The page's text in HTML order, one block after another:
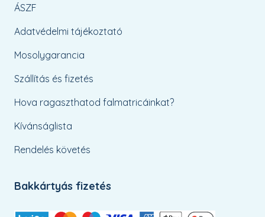
ÁSZF
Adatvédelmi tájékoztató
Mosolygarancia
Szállítás és fizetés
Hova ragaszthatod falmatricáinkat?
Kívánságlista
Rendelés követés
Bakkártyás fizetés